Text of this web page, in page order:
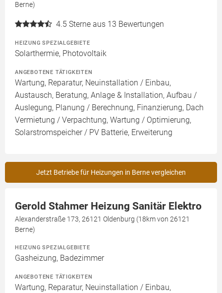
Berne)
4.5 Sterne aus 13 Bewertungen
HEIZUNG SPEZIALGEBIETE
Solarthermie, Photovoltaik
ANGEBOTENE TÄTIGKEITEN
Wartung, Reparatur, Neuinstallation / Einbau,
Austausch, Beratung, Anlage & Installation, Aufbau /
Auslegung, Planung / Berechnung, Finanzierung, Dach
Vermietung / Verpachtung, Wartung / Optimierung,
Solarstromspeicher / PV Batterie, Erweiterung
Jetzt Betriebe für Heizungen in Berne vergleichen
Gerold Stahmer Heizung Sanitär Elektro
Alexanderstraße 173, 26121 Oldenburg (18km von 26121
Berne)
HEIZUNG SPEZIALGEBIETE
Gasheizung, Badezimmer
ANGEBOTENE TÄTIGKEITEN
Wartung, Reparatur, Neuinstallation / Einbau,